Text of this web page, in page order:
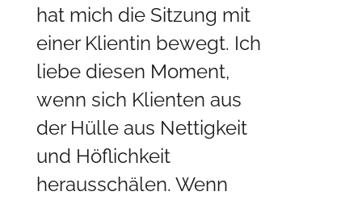
hat mich die Sitzung mit
einer Klientin bewegt. Ich
liebe diesen Moment,
wenn sich Klienten aus
der Hülle aus Nettigkeit
und Höflichkeit
herausschälen. Wenn